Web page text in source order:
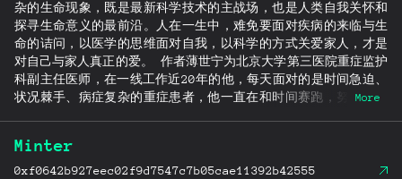
杂的生命现象，既是最新科学技术的主战场，也是人类自我关怀和
探寻生命意义的最前沿。人在一生中，难免要面对疾病的来临与生
命的诘问，以医学的思维面对自我，以科学的方式关爱家人，才是
对自己与家人真正的爱。 作者薄世宁为北京大学第三医院重症监护
科副主任医师，在一线工作近20年的他，每天面对的是时间急迫、
状况棘手、病症复杂的重症患者，他一直在和时间赛跑，努力从死
质、医生的角色与生命的意义，并跨越患者与医生之间的认知鸿
沟。 本书探讨了生命、医学、医生、疾病、治疗、病患等话题。从
More
Minter
0xf0642b927eec02f9d7547c7b05cae11392b42555